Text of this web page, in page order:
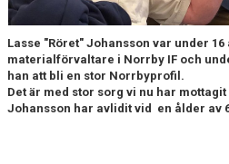
Lasse "Röret" Johansson var under
materialförvaltare i Norrby IF och
han att bli en stor Norrbyprofil.
Det är med stor sorg vi nu har
Johansson har avlidit vid en ålder av